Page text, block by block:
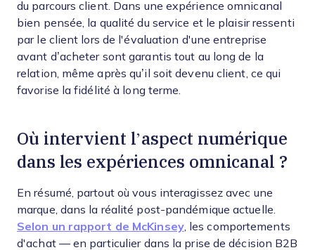
du parcours client. Dans une expérience omnicanal
bien pensée, la qualité du service et le plaisir ressenti
par le client lors de l'évaluation d'une entreprise
avant d’acheter sont garantis tout au long de la
relation, même après qu’il soit devenu client, ce qui
favorise la fidélité à long terme.
Où intervient l’aspect numérique
dans les expériences omnicanal ?
En résumé, partout où vous interagissez avec une
marque, dans la réalité post-pandémique actuelle.
Selon un rapport de McKinsey, les comportements
d'achat — en particulier dans la prise de décision B2B